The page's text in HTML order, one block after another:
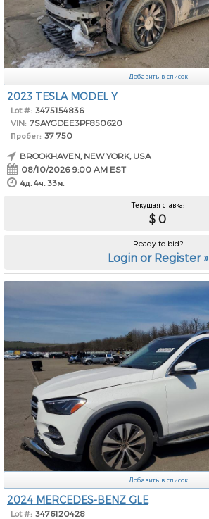
Добавить в список
2023 TESLA MODEL Y
Lot #: 3475154836
VIN: 7SAYGDEE3PF850620
Пробег: 37 750
BROOKHAVEN, NEW YORK, USA
08/10/2026 9:00 AM EST
4д. 4ч. 33м.
Текущая ставка:
$ 0
Ready to bid?
Login or Register »
Добавить в список
2024 MERCEDES-BENZ GLE
Lot #: 3476120428